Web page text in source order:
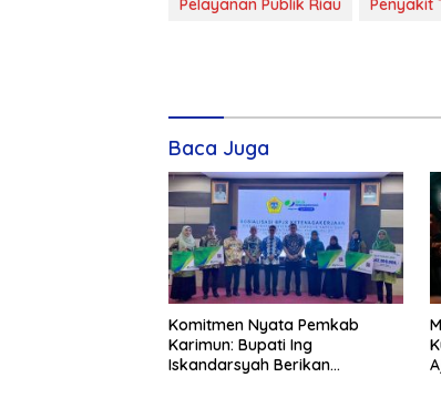
Pelayanan Publik Riau
Penyakit
Baca Juga
Komitmen Nyata Pemkab
Karimun: Bupati Ing
Iskandarsyah Berikan